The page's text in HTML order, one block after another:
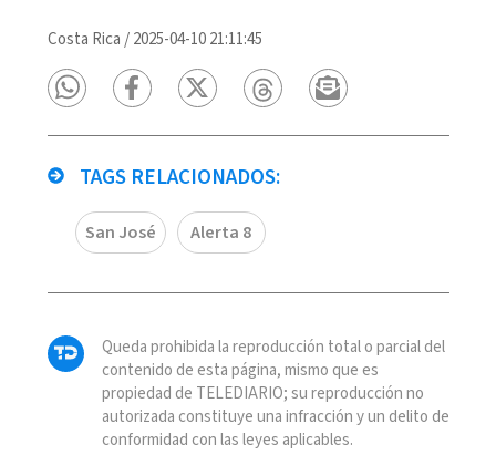
Costa Rica /2025-04-10 21:11:45
TAGS RELACIONADOS:
San José Alerta 8
Queda prohibida la reproducción total o parcial del
contenido de esta página, mismo que es
propiedad de TELEDIARIO; su reproducción no
autorizada constituye una infracción y un delito de
conformidad con las leyes aplicables.